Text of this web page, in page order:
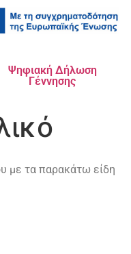
Ψηφιακή Δήλωση
Γέννησης
με τα παρακάτω είδη